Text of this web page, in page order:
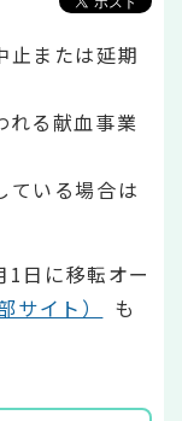
止または延期
れる献血事業
ている場合は
日に移転オー
サイト）
も